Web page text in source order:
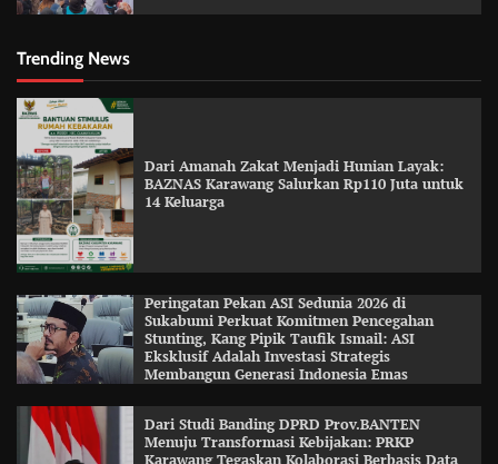
Trending News
Dari Amanah Zakat Menjadi Hunian Layak:
BAZNAS Karawang Salurkan Rp110 Juta untuk
14 Keluarga
Peringatan Pekan ASI Sedunia 2026 di
Sukabumi Perkuat Komitmen Pencegahan
Stunting, Kang Pipik Taufik Ismail: ASI
Eksklusif Adalah Investasi Strategis
Membangun Generasi Indonesia Emas
Dari Studi Banding DPRD Prov.BANTEN
Menuju Transformasi Kebijakan: PRKP
Karawang Tegaskan Kolaborasi Berbasis Data